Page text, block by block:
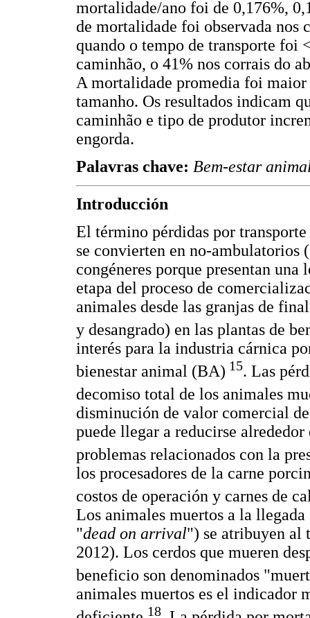
mortalidade/ano foi de 0,176%,
de mortalidade foi observada nos
quando o tempo de transporte foi
caminhão, o 41% nos corrais do
A mortalidade promedia foi maior
tamanho. Os resultados indicam
caminhão e tipo de produtor
engorda.
Palavras chave: Bem-estar
Introducción
El término pérdidas por
se convierten en no-ambulatorios
congéneres porque presentan
etapa del proceso de
animales desde las granjas de
y desangrado) en las plantas de
interés para la industria cárnica
bienestar animal (BA) 15. Las
decomiso total de los animales
disminución de valor comercial
puede llegar a reducirse
problemas relacionados con la
los procesadores de la carne
costos de operación y carnes de
Los animales muertos a la
"dead on arrival") se atribuyen al
2012). Los cerdos que mueren
beneficio son denominados
animales muertos es el indicador
18